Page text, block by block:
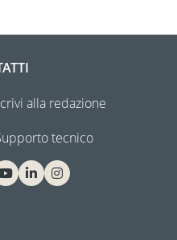
alla redazione
tecnico